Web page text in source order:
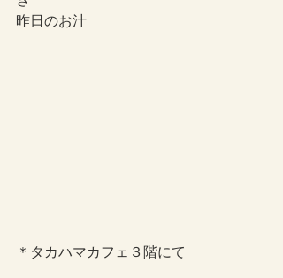
昨日のお汁
＊タカハマカフェ３階にて